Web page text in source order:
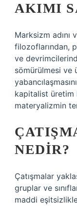
AKIMI
Marksizm adını
filozoflarından,
ve
sömürülmesi ve
kapitalist üretim
materyalizmin
NEDIR?
Çatışmalar
gruplar ve
maddi